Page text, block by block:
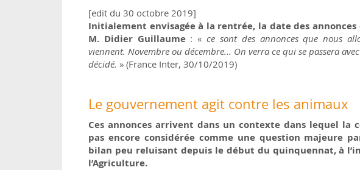
[edit du 30 octobre 2019]
Initialement envisagée à la rentrée, la date des annonces
M. Didier Guillaume: «ce sont des annonces que nous
viennent. Novembre ou décembre... On verra ce qui se passera
décidé. » (France Inter, 30/10/2019)
Le gouvernement agit contre les animaux
Ces annonces arrivent dans un contexte dans lequel la
pas encore considérée comme une question majeure
bilan peu reluisant depuis le début du quinquennat, à
l’Agriculture.